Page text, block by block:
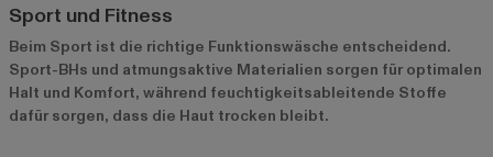
Sport und Fitness
Beim Sport ist die richtige Funktionswäsche entscheidend.
Sport-BHs und atmungsaktive Materialien sorgen für optimalen
Halt und Komfort, während feuchtigkeitsableitende Stoffe
dafür sorgen, dass die Haut trocken bleibt.